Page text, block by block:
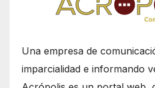
Una empresa de
imparcialidad e informando